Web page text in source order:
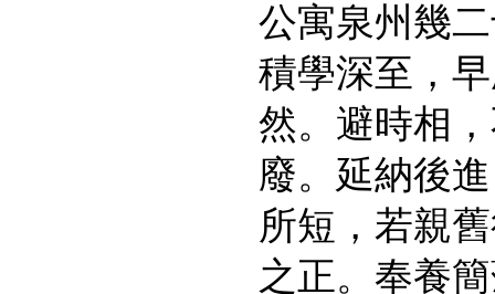
公寓泉州幾
積學深至，
然。避時相
廢。延納後
所短，若親
之正。奉養